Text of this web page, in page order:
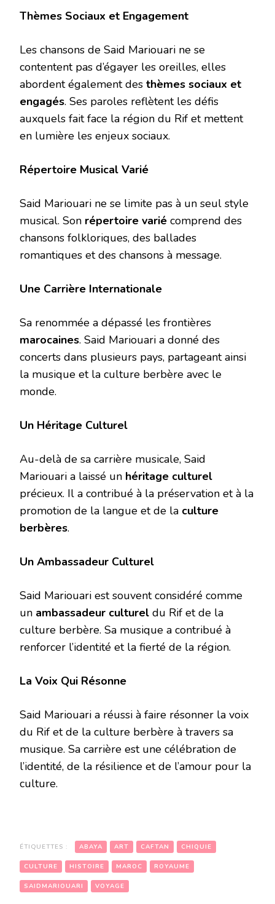
Thèmes Sociaux et Engagement
Les chansons de Said Mariouari ne se
contentent pas d’égayer les oreilles, elles
abordent également des thèmes sociaux et
engagés. Ses paroles reflètent les défis
auxquels fait face la région du Rif et mettent
en lumière les enjeux sociaux.
Répertoire Musical Varié
Said Mariouari ne se limite pas à un seul style
musical. Son répertoire varié comprend des
chansons folkloriques, des ballades
romantiques et des chansons à message.
Une Carrière Internationale
Sa renommée a dépassé les frontières
marocaines. Said Mariouari a donné des
concerts dans plusieurs pays, partageant ainsi
la musique et la culture berbère avec le
monde.
Un Héritage Culturel
Au-delà de sa carrière musicale, Said
Mariouari a laissé un héritage culturel
précieux. Il a contribué à la préservation et à la
promotion de la langue et de la culture
berbères.
Un Ambassadeur Culturel
Said Mariouari est souvent considéré comme
un ambassadeur culturel du Rif et de la
culture berbère. Sa musique a contribué à
renforcer l’identité et la fierté de la région.
La Voix Qui Résonne
Said Mariouari a réussi à faire résonner la voix
du Rif et de la culture berbère à travers sa
musique. Sa carrière est une célébration de
l’identité, de la résilience et de l’amour pour la
culture.
ÉTIQUETTES : ABAYA ART CAFTAN CHIQUIE
CULTURE HISTOIRE MAROC ROYAUME
SAIDMARIOUARI VOYAGE